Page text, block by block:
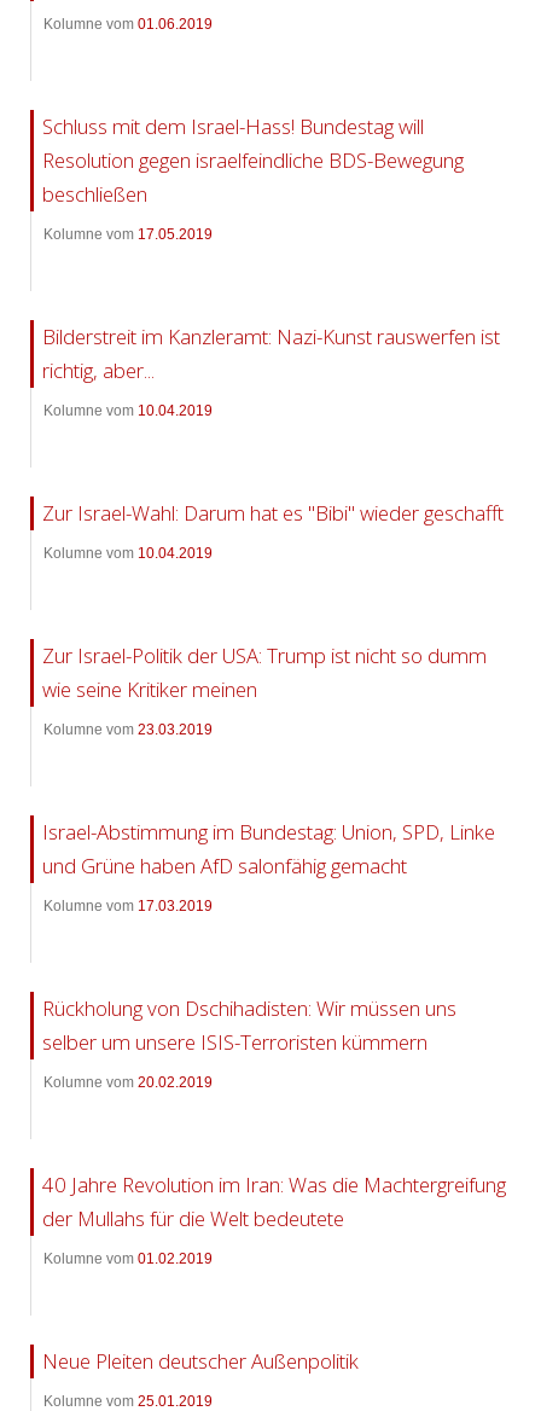
Kolumne vom 01.06.2019
Schluss mit dem Israel-Hass! Bundestag will
Resolution gegen israelfeindliche BDS-Bewegung
beschließen
Kolumne vom 17.05.2019
Bilderstreit im Kanzleramt: Nazi-Kunst rauswerfen ist
richtig, aber...
Kolumne vom 10.04.2019
Zur Israel-Wahl: Darum hat es "Bibi" wieder geschafft
Kolumne vom 10.04.2019
Zur Israel-Politik der USA: Trump ist nicht so dumm
wie seine Kritiker meinen
Kolumne vom 23.03.2019
Israel-Abstimmung im Bundestag: Union, SPD, Linke
und Grüne haben AfD salonfähig gemacht
Kolumne vom 17.03.2019
Rückholung von Dschihadisten: Wir müssen uns
selber um unsere ISIS-Terroristen kümmern
Kolumne vom 20.02.2019
40 Jahre Revolution im Iran: Was die Machtergreifung
der Mullahs für die Welt bedeutete
Kolumne vom 01.02.2019
Neue Pleiten deutscher Außenpolitik
Kolumne vom 25.01.2019